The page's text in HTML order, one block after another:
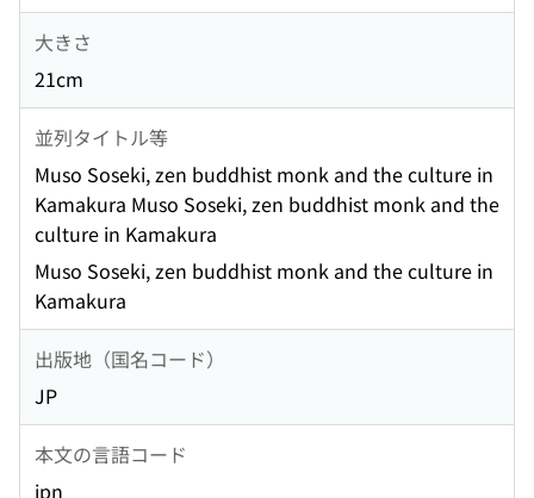
大きさ
21cm
並列タイトル等
Muso Soseki, zen buddhist monk and the culture in
Kamakura Muso Soseki, zen buddhist monk and the
culture in Kamakura
Muso Soseki, zen buddhist monk and the culture in
Kamakura
出版地（国名コード）
JP
本文の言語コード
jpn